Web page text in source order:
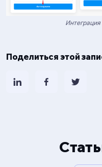
Поделиться этой